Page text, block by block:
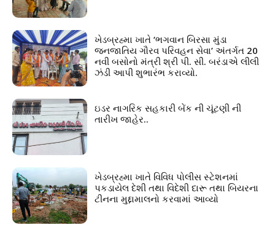
ખેડબ્રહ્મા ખાતે ‘ભગવાન બિરસા મુંડા
જનજાતિય ગૌરવ પરિવહન સેવા’ અંતર્ગત 20
નવી બસોનો મંત્રી શ્રી પી. સી. બરંડાએ લીલી
ઝંડી આપી શુભારંભ કરાવ્યો.
ઇડર નાગરિક સહકારી બેંક ની ચૂંટણી ની
તારીખ જાહેર..
ખેડબ્રહ્મા ખાતે વિવિધ પોલીસ સ્ટેશનમાં
પકડાયેલ દેશી તથા વિદેશી દારૂ તથા બિયરના
ટીનના મુદ્દામાલનો કરવામાં આવ્યો